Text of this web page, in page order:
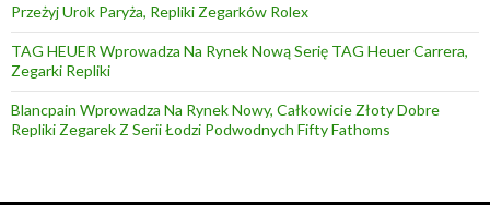
Przeżyj Urok Paryża, Repliki Zegarków Rolex
TAG HEUER Wprowadza Na Rynek Nową Serię TAG Heuer Carrera,
Zegarki Repliki
Blancpain Wprowadza Na Rynek Nowy, Całkowicie Złoty Dobre
Repliki Zegarek Z Serii Łodzi Podwodnych Fifty Fathoms